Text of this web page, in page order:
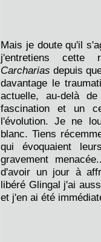
Mais je doute qu'il
j'entretiens cette
Carchariasdepuis
davantage le
actuelle, au-delà
fascination et un
l'évolution. Je ne
blanc. Tiens
qui évoquaient
gravement
d'avoir un jour à
libéré Glingal j'ai
et j'en ai été